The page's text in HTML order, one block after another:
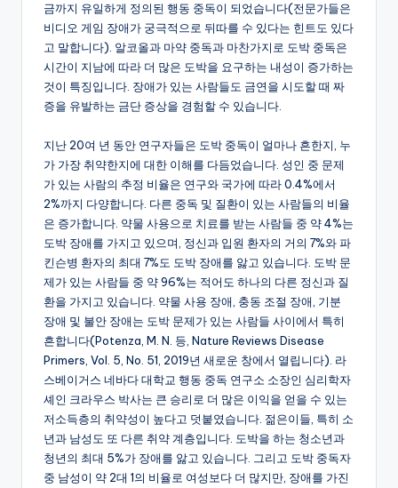
금까지 유일하게 정의된 행동 중독이 되었습니다(전문가들은
비디오 게임 장애가 궁극적으로 뒤따를 수 있다는 힌트도 있다
고 말합니다). 알코올과 마약 중독과 마찬가지로 도박 중독은
시간이 지남에 따라 더 많은 도박을 요구하는 내성이 증가하는
것이 특징입니다. 장애가 있는 사람들도 금연을 시도할 때 짜
증을 유발하는 금단 증상을 경험할 수 있습니다.
지난 20여 년 동안 연구자들은 도박 중독이 얼마나 흔한지, 누
가 가장 취약한지에 대한 이해를 다듬었습니다. 성인 중 문제
가 있는 사람의 추정 비율은 연구와 국가에 따라 0.4%에서
2%까지 다양합니다. 다른 중독 및 질환이 있는 사람들의 비율
은 증가합니다. 약물 사용으로 치료를 받는 사람들 중 약 4%는
도박 장애를 가지고 있으며, 정신과 입원 환자의 거의 7%와 파
킨슨병 환자의 최대 7%도 도박 장애를 앓고 있습니다. 도박 문
제가 있는 사람들 중 약 96%는 적어도 하나의 다른 정신과 질
환을 가지고 있습니다. 약물 사용 장애, 충동 조절 장애, 기분
장애 및 불안 장애는 도박 문제가 있는 사람들 사이에서 특히
흔합니다(Potenza, M. N. 등, Nature Reviews Disease
Primers, Vol. 5, No. 51, 2019년 새로운 창에서 열립니다). 라
스베이거스 네바다 대학교 행동 중독 연구소 소장인 심리학자
셰인 크라우스 박사는 큰 승리로 더 많은 이익을 얻을 수 있는
저소득층의 취약성이 높다고 덧붙였습니다. 젊은이들, 특히 소
년과 남성도 또 다른 취약 계층입니다. 도박을 하는 청소년과
청년의 최대 5%가 장애를 앓고 있습니다. 그리고 도박 중독자
중 남성이 약 2대 1의 비율로 여성보다 더 많지만, 장애를 가진